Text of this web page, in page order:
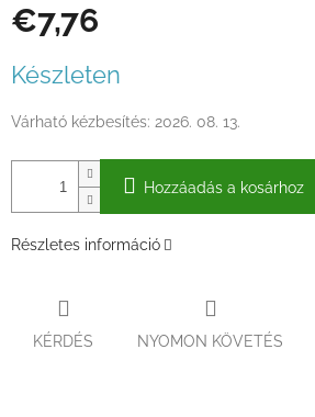
€7,76
Készleten
Várható kézbesítés: 2026. 08. 13.
Hozzáadás a kosárhoz
Részletes információ
KÉRDÉS NYOMON KÖVETÉS